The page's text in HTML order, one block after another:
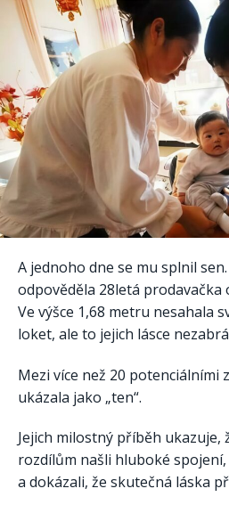
A jednoho dne se mu splnil
odpověděla 28letá prodavačka
Ve výšce 1,68 metru nesahala
loket, ale to jejich lásce
Mezi více než 20 potenciálními
ukázala jako „ten“.
Jejich milostný příběh ukazuje,
rozdílům našli hluboké
a dokázali, že skutečná láska